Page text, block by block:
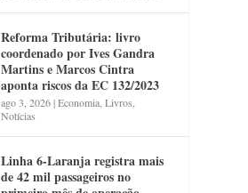
Reforma Tributária: livro
coordenado por Ives Gandra
Martins e Marcos Cintra
aponta riscos da EC 132/2023
ago 3, 2026|Economia ,Livros
Notícias
Linha 6-Laranja registra mais
de 42 mil passageiros no